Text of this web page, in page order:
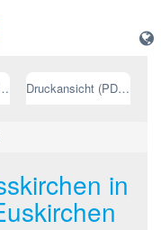
// deutsch Druckansicht (PDF) // englisch
in